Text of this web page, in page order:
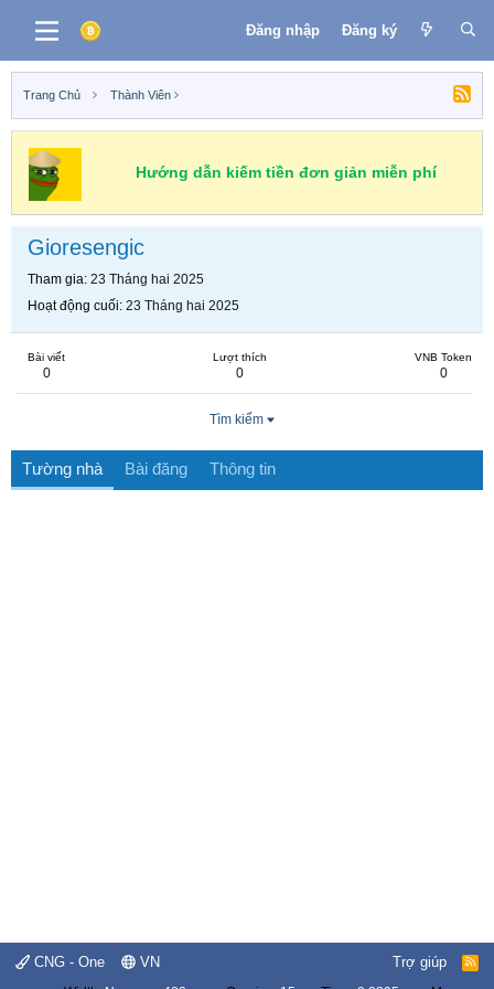
Đăng nhập Đăng ký
Trang Chủ Thành Viên
Hướng dẫn kiếm tiền đơn giản miễn phí
Gioresengic
Tham gia 23 Tháng hai 2025
Hoạt động cuối 23 Tháng hai 2025
Bài viết
0
Lượt thích
0
VNB Token
0
Tìm kiếm
Tường nhà Bài đăng Thông tin
CNG - One VN Trợ giúp
R